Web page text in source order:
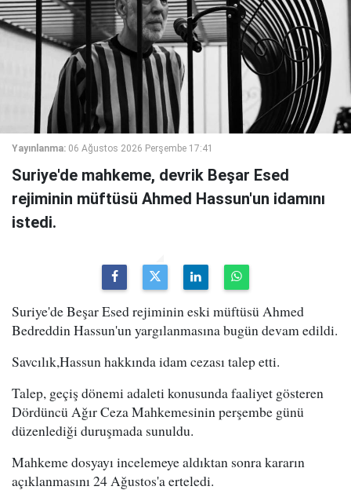
Yayınlanma: 06 Ağustos 2026 Perşembe 17:41
Suriye'de mahkeme, devrik Beşar Esed
rejiminin müftüsü Ahmed Hassun'un idamını
istedi.
Suriye'de Beşar Esed rejiminin eski müftüsü Ahmed
Bedreddin Hassun'un yargılanmasına bugün devam edildi.
Savcılık,Hassun hakkında idam cezası talep etti.
Talep, geçiş dönemi adaleti konusunda faaliyet gösteren
Dördüncü Ağır Ceza Mahkemesinin perşembe günü
düzenlediği duruşmada sunuldu.
Mahkeme dosyayı incelemeye aldıktan sonra kararın
açıklanmasını 24 Ağustos'a erteledi.